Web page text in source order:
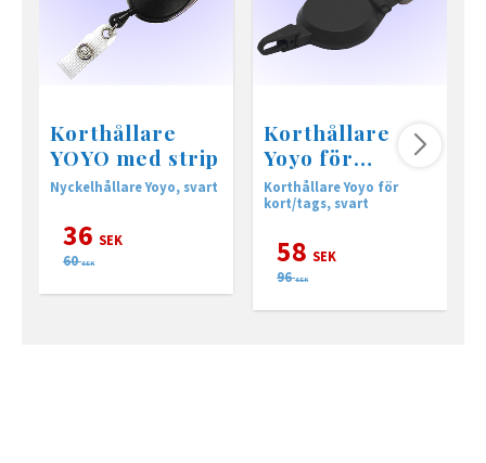
Korthållare
YOYO med strip
Nyckelhållare Yoyo, svart
36 SEK
60 SEK
Korthållare
Yoyo för
kort/tags
Korthållare Yoyo för
kort/tags, svart
58 SEK
96 SEK